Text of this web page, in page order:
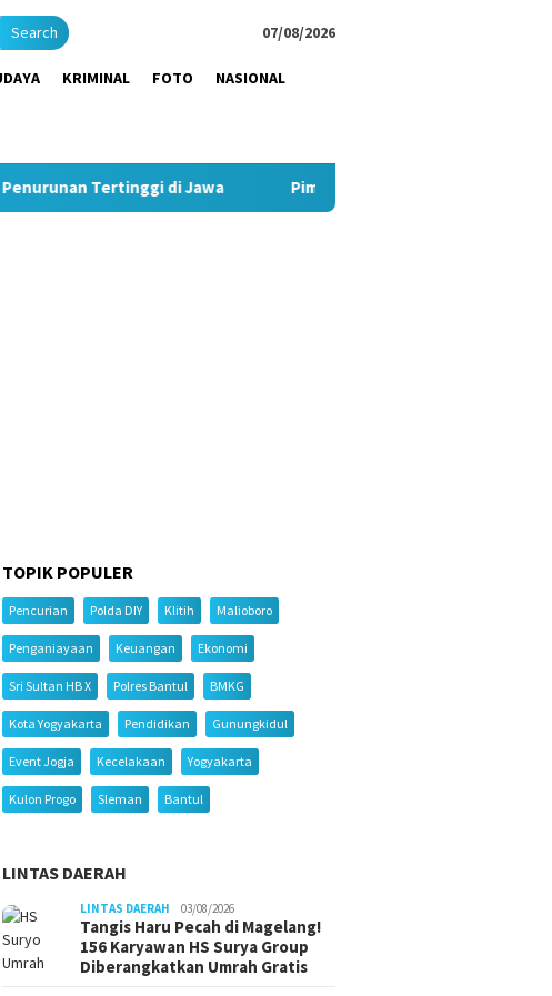
Search 07/08/2026
KRIMINAL FOTO NASIONAL
di Jawa Pimpin Strategi Komunikasi JNE, Kurnia Nugraha
TOPIK POPULER
Pencurian Polda DIY Klitih Malioboro
Penganiayaan Keuangan Ekonomi
Sri Sultan HB X Polres Bantul BMKG
Kota Yogyakarta Pendidikan Gunungkidul
Event Jogja Kecelakaan Yogyakarta
Kulon Progo Sleman Bantul
LINTAS DAERAH
LINTAS DAERAH 03/08/2026
Tangis Haru Pecah di Magelang!
156 Karyawan HS Surya Group
Diberangkatkan Umrah Gratis